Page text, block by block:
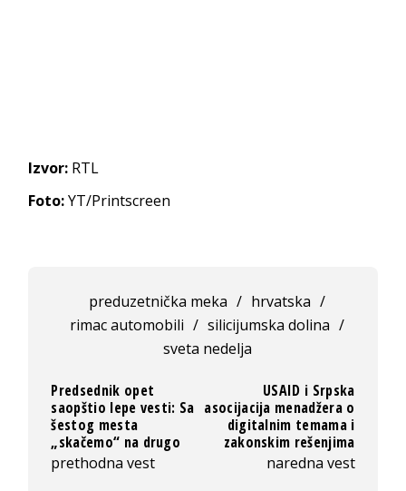
Izvor: RTL
Foto:YT/Printscreen
preduzetnička meka / hrvatska /
rimac automobili / silicijumska dolina /
sveta nedelja
Predsednik opet
saopštio lepe vesti: Sa
šestog mesta
„skačemo“ na drugo
prethodna vest
USAID i Srpska
asocijacija menadžera o
digitalnim temama i
zakonskim rešenjima
naredna vest